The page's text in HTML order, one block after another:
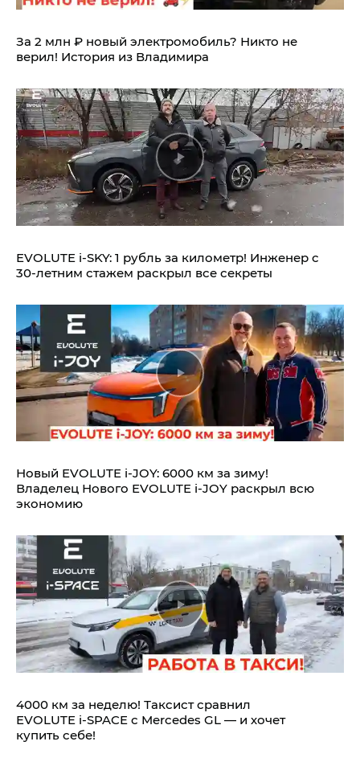
За 2 млн ₽ новый электромобиль? Никто не
верил! История из Владимира
EVOLUTE i‑SKY: 1 рубль за километр! Инженер с
30-летним стажем раскрыл все секреты
Новый EVOLUTE i‑JOY: 6000 км за зиму!
Владелец Нового EVOLUTE i‑JOY раскрыл всю
экономию
4000 км за неделю! Таксист сравнил
EVOLUTE i‑SPACE с Mercedes GL — и хочет
купить себе!